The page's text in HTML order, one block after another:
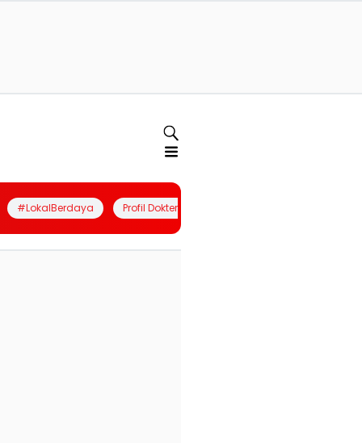
#LokalBerdaya Profil Dokter